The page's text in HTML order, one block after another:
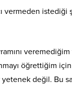
vermeden istediği
öğrettiğim
değil. Bu